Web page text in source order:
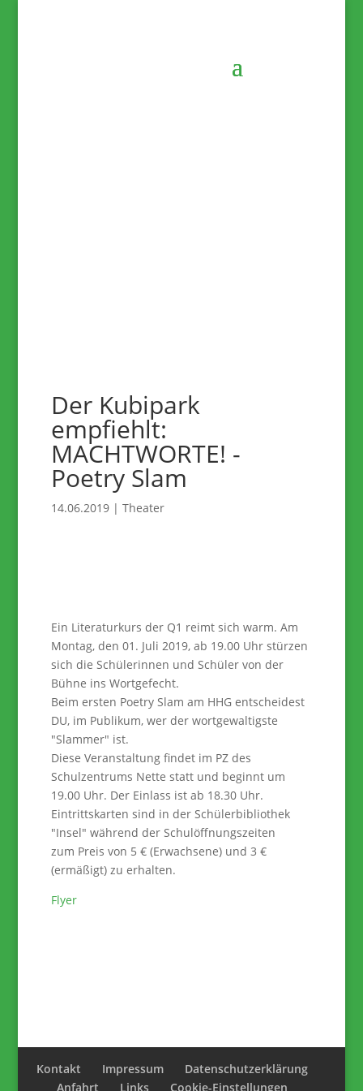
Der Kubipark
empfiehlt:
MACHTWORTE! -
Poetry Slam
14.06.2019| Theater
Ein Literaturkurs der Q1 reimt sich warm. Am
Montag, den 01. Juli 2019, ab 19.00 Uhr stürzen
sich die Schülerinnen und Schüler von der
Bühne ins Wortgefecht.
Beim ersten Poetry Slam am HHG entscheidest
DU, im Publikum, wer der wortgewaltigste
"Slammer" ist.
Diese Veranstaltung findet im PZ des
Schulzentrums Nette statt und beginnt um
19.00 Uhr. Der Einlass ist ab 18.30 Uhr.
Eintrittskarten sind in der Schülerbibliothek
"Insel" während der Schulöffnungszeiten
zum Preis von 5 € (Erwachsene) und 3 €
(ermäßigt) zu erhalten.
Flyer
Kontakt Impressum
Datenschutzerklärung
Anfahrt
Links Cookie-Einstellungen